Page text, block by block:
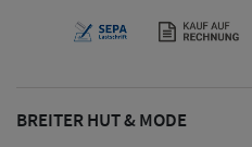
Damen
Snapback Caps
BREITER HUT & MODE